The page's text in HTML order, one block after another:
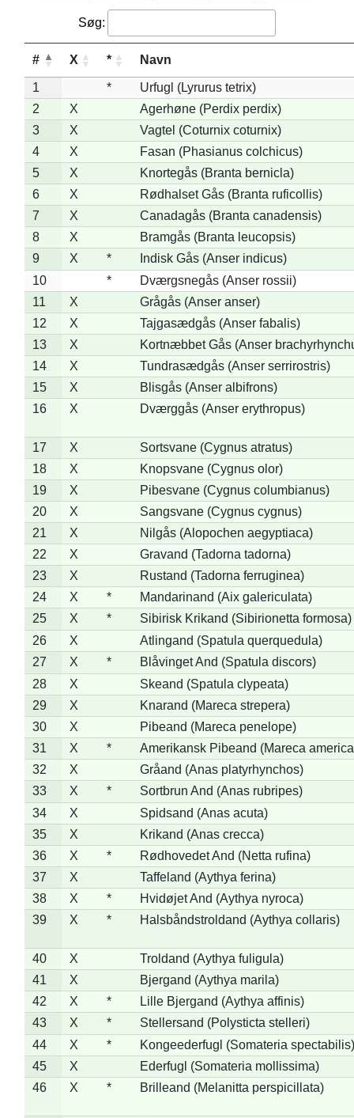
Søg:
# X * Navn
1 *
Urfugl (Lyrurus tetrix)
2
X
Agerhøne (Perdix perdix)
3
X
Vagtel (Coturnix coturnix)
4
X
Fasan (Phasianus colchicus)
5
X
Knortegås (Branta bernicla)
6
X
Rødhalset Gås (Branta ruficollis)
7
X
Canadagås (Branta canadensis)
8
X
Bramgås (Branta leucopsis)
9
X *
Indisk Gås (Anser indicus)
10
*
Dværgsnegås (Anser rossii)
11
X
Grågås (Anser anser)
12
X
Tajgasædgås (Anser fabalis)
13
X
Kortnæbbet Gås (Anser
14
X
Tundrasædgås (Anser serrirostris)
15
X
Blisgås (Anser albifrons)
16
X Dværggås (Anser erythropus)
17 X
Sortsvane (Cygnus atratus)
18
X
Knopsvane (Cygnus olor)
19
X
Pibesvane (Cygnus columbianus)
20
X
Sangsvane (Cygnus cygnus)
21
X
Nilgås (Alopochen aegyptiaca)
22
X
Gravand (Tadorna tadorna)
23
X
Rustand (Tadorna ferruginea)
24
X *
Mandarinand (Aix galericulata)
25
X *
Sibirisk Krikand (Sibirionetta formosa)
26
X
Atlingand (Spatula querquedula)
27
X *
Blåvinget And (Spatula discors)
28
X
Skeand (Spatula clypeata)
29
X
Knarand (Mareca strepera)
30
X
Pibeand (Mareca penelope)
31
X *
Amerikansk Pibeand (Mareca
32
X
Gråand (Anas platyrhynchos)
33
X *
Sortbrun And (Anas rubripes)
34
X
Spidsand (Anas acuta)
35
X
Krikand (Anas crecca)
36
X *
Rødhovedet And (Netta rufina)
37
X
Taffeland (Aythya ferina)
38
X *
Hvidøjet And (Aythya nyroca)
39
X * Halsbåndstroldand (Aythya collaris)
40 X
Troldand (Aythya fuligula)
41
X
Bjergand (Aythya marila)
42
X *
Lille Bjergand (Aythya affinis)
43
X *
Stellersand (Polysticta stelleri)
44
X *
Kongeederfugl (Somateria spectabilis)
45
X
Ederfugl (Somateria mollissima)
46
X * Brilleand (Melanitta perspicillata)